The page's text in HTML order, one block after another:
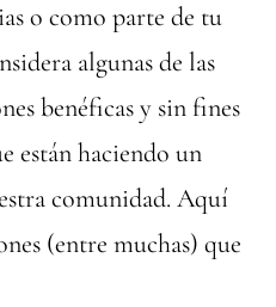
o como parte de tu
algunas de las
benéficas y sin fines
están haciendo un
comunidad. Aquí
(entre muchas) que